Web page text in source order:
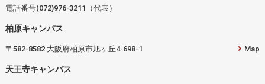
電話番号(072)976-3211（代表）
柏原キャンパス
〒582-8582 大阪府柏原市旭ヶ丘4-698-1 Map
天王寺キャンパス